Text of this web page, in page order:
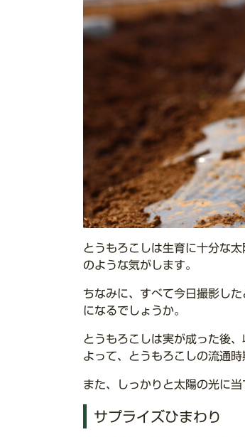
とうもろこしは生育に十分な
のような気がします。
ちなみに、すべて今日撮影し
になるでしょうか。
とうもろこしは実が成った後
よって、とうもろこしの流通
また、しっかりと太陽の光に
サプライズひまわり